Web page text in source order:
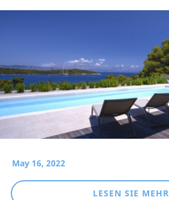
May 16, 2022
LESEN SIE MEHR